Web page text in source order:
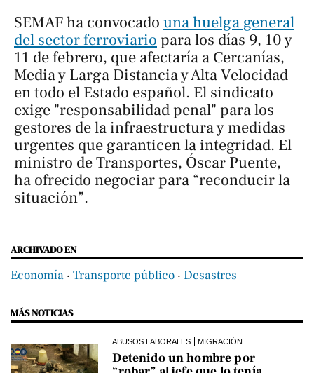
SEMAF ha convocado una huelga general
del sector ferroviario para los días 9, 10 y
11 de febrero, que afectaría a Cercanías,
Media y Larga Distancia y Alta Velocidad
en todo el Estado español. El sindicato
exige "responsabilidad penal" para los
gestores de la infraestructura y medidas
urgentes que garanticen la integridad. El
ministro de Transportes, Óscar Puente,
ha ofrecido negociar para “reconducir la
situación”.
ARCHIVADO EN
Economía ‧ Transporte público ‧ Desastres
MÁS NOTICIAS
ABUSOS LABORALES MIGRACIÓN
Detenido un hombre por